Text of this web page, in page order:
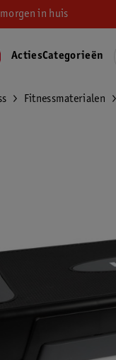
in huis
ActiesCategorieën
Fitnessmaterialen